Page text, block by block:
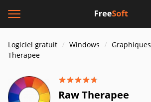
Logiciel gratuit Windows Graphiques
Therapee
Raw Therapee